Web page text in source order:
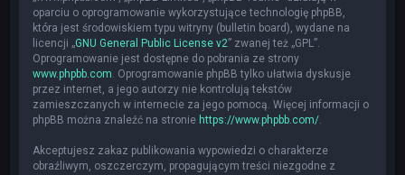
oparciu o oprogramowanie wykorzystujące technologię phpBB,
która jest środowiskiem typu witryny (bulletin board), wydane na
licencji „GNU General Public License v2” zwanej też „GPL”.
Oprogramowanie jest dostępne do pobrania ze strony
www.phpbb.com . Oprogramowanie phpBB tylko ułatwia dyskusje
przez internet, a jego autorzy nie kontrolują tekstów
zamieszczanych w internecie za jego pomocą. Więcej informacji o
phpBB można znaleźć na stronie https://www.phpbb.com/
Akceptujesz zakaz publikowania wypowiedzi o charakterze
obraźliwym, oszczerczym, propagującym treści niezgodne z